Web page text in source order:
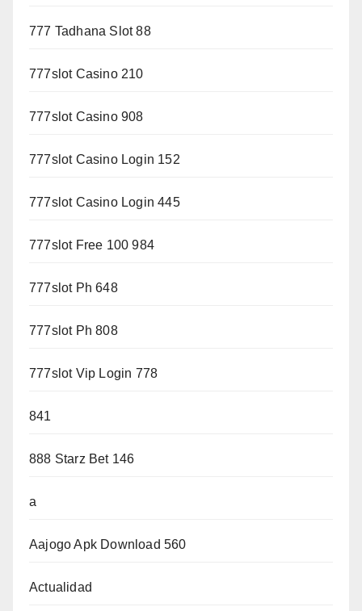
777 Tadhana Slot 88
777slot Casino 210
777slot Casino 908
777slot Casino Login 152
777slot Casino Login 445
777slot Free 100 984
777slot Ph 648
777slot Ph 808
777slot Vip Login 778
841
888 Starz Bet 146
a
Aajogo Apk Download 560
Actualidad